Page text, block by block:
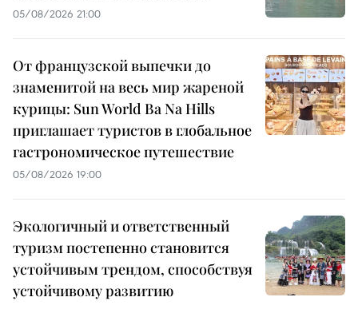
05/08/2026 21:00
От французской выпечки до
знаменитой на весь мир жареной
курицы: Sun World Ba Na Hills
приглашает туристов в глобальное
гастрономическое путешествие
05/08/2026 19:00
Экологичный и ответственный
туризм постепенно становится
устойчивым трендом, способствуя
устойчивому развитию